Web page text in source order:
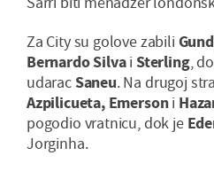
Za City su golove zabili
Bernardo Silvai Sterling,
udarac Saneu. Na drugoj
Azpilicueta, Emersoni
pogodio vratnicu, dok je
Jorginha.